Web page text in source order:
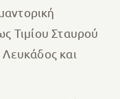
Τιμίου Σταυρού
και